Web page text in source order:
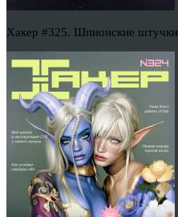
Хакер #325. Шпионские штучки